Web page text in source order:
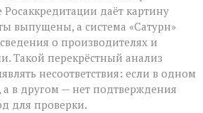
Росаккредитации даёт картину
выпущены, а система «Сатурн»
о производителях и
Такой перекрёстный анализ
несоответствия: если в одном
а в другом — нет подтверждения
для проверки.